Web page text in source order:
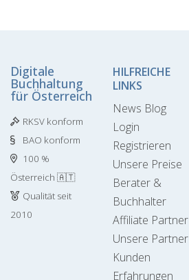
Digitale
Buchhaltung
für Österreich
RKSV konform
BAO konform
100 %
Österreich 🇦🇹
Qualität seit
2010
HILFREICHE
LINKS
News Blog
Login
Registrieren
Unsere Preise
Berater &
Buchhalter
Affiliate Partner
Unsere Partner
Kunden
Erfahrungen